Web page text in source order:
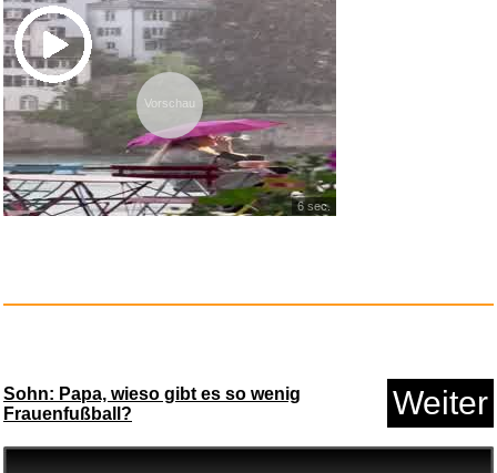
Cap Waschmaschinen Form,
Baseb...
Vorschau
6 sec.
Sohn: Papa, wieso gibt es so wenig
Frauenfußball?
Weiter